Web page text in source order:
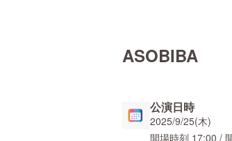
ASOBIBA
公演日時
2025/9/25(木)
開場時刻 17:00 /